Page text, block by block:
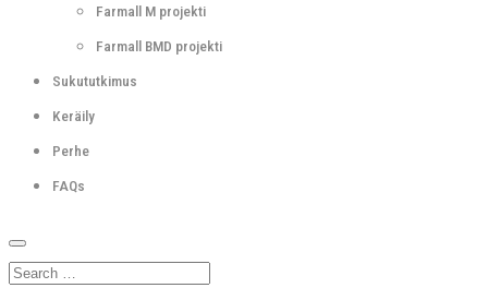
Farmall M projekti
Farmall BMD projekti
Sukututkimus
Keräily
Perhe
FAQs